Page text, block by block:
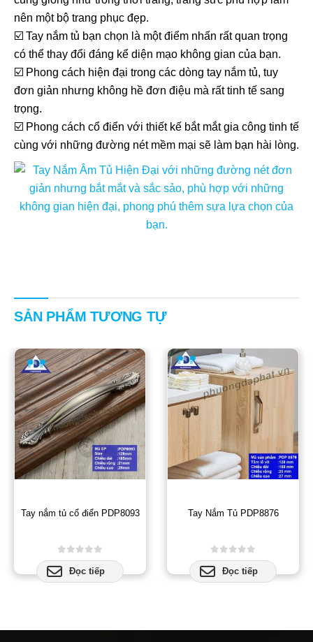
nên một bộ trang phục đẹp.
☑️ Tay nắm tủ bạn chọn là một điểm nhấn rất quan trọng
có thể thay đổi đáng kể diện mạo không gian của bạn.
☑️ Phong cách hiện đại trong các dòng tay nắm tủ, tuy
đơn giản nhưng không hề đơn điệu mà rất tinh tế sang
trọng.
☑️ Phong cách cổ điển với thiết kế bắt mắt gia công tinh tế
cùng với những đường nét mềm mại sẽ làm bạn hài lòng.
SẢN PHẨM TƯƠNG TỰ
Tay nắm tủ cổ điển PDP8093
0out of 5
Đọc tiếp
Tay Nắm Tủ PDP8876
0out of 5
Đọc tiếp